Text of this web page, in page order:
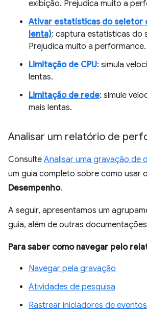
exibição. Prejudica muito a
Ativar estatísticas do seletor
lenta): captura estatísticas do
Prejudica muito a performance.
Limitação de CPU: simula
lentas.
Limitação de rede: simule
mais lentas.
Analisar um relatório de
Consulte Analisar uma gravação de
um guia completo sobre como usar
Desempenho.
A seguir, apresentamos um
guia, além de outras
Para saber como navegar pelo
Navegar pela gravação
Atividades de pesquisa
Rastrear iniciadores de eventos